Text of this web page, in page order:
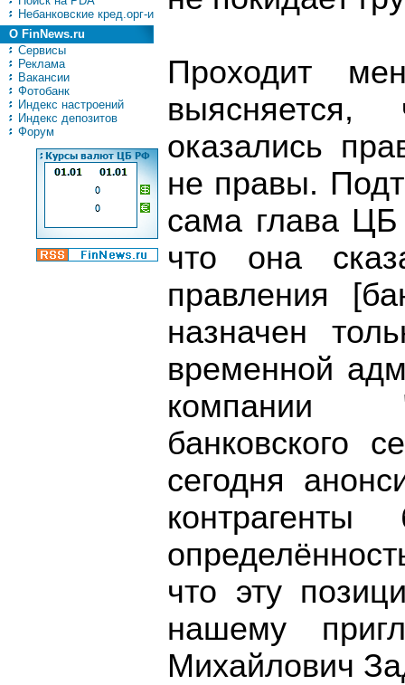
Небанковские кред.орг-и
О FinNews.ru
Сервисы
Реклама
Вакансии
Фотобанк
Индекс настроений
Индекс депозитов
Форум
Проходит
оказались
не правы.
сама глава
что она
правления
назначен
временной
компании
банковского
сегодня
что эту
нашему
Михайлович